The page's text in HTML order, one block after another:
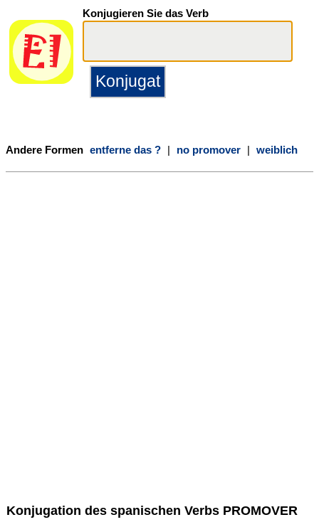
Konjugieren Sie das Verb
Andere Formen entferne das ? | no promover | weiblich
Konjugation des spanischen Verbs PROMOVER